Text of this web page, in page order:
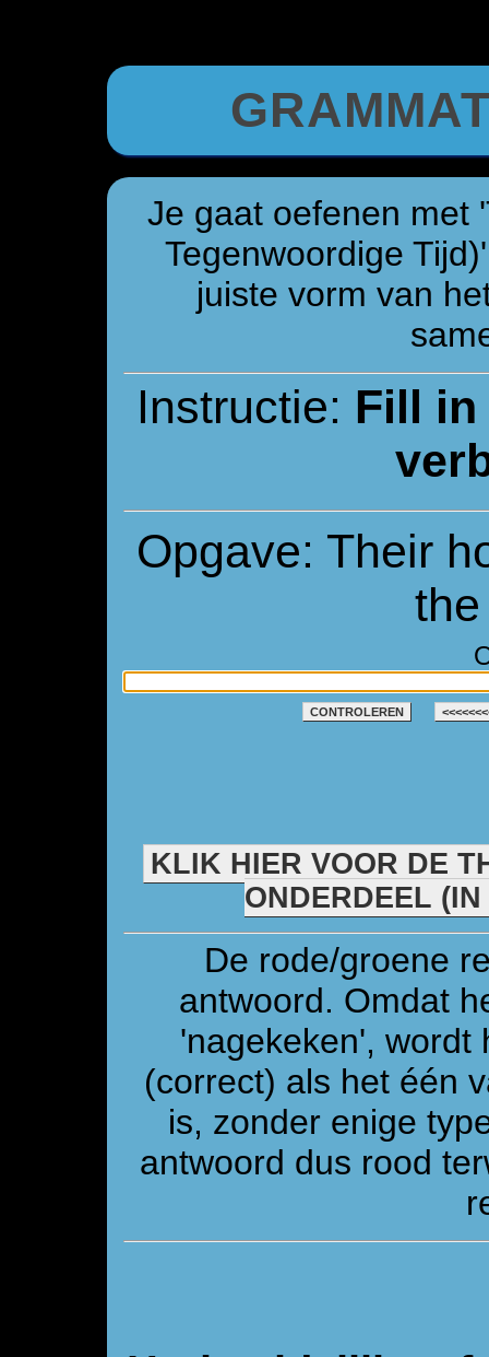
Je gaat oefenen met
Tegenwoordige
juiste vorm van
Instructie: Fill in
Opgave: Their
CONTROLEREN
KLIK HIER VOOR DE
ONDERDEEL
De rode/groene
antwoord. Omdat
'nagekeken', wordt
(correct) als het één
is, zonder enige
antwoord dus rood